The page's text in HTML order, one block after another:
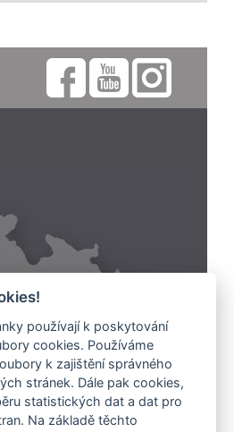
používají k poskytování
cookies. Používáme
k zajištění správného
stránek. Dále pak cookies,
statistických dat a dat pro
Na základě těchto